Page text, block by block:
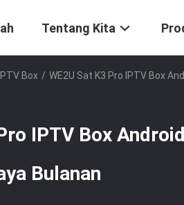
Tentang Kita
Box / WE2U Sat K3 Pro IPTV Box
IPTV Box
Bulanan